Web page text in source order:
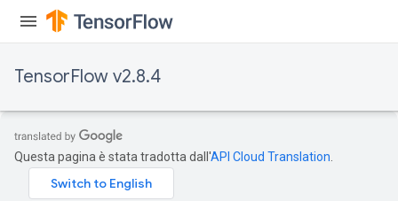
TensorFlow v2.8.4
Questa pagina è stata tradotta dall'API Cloud Translation